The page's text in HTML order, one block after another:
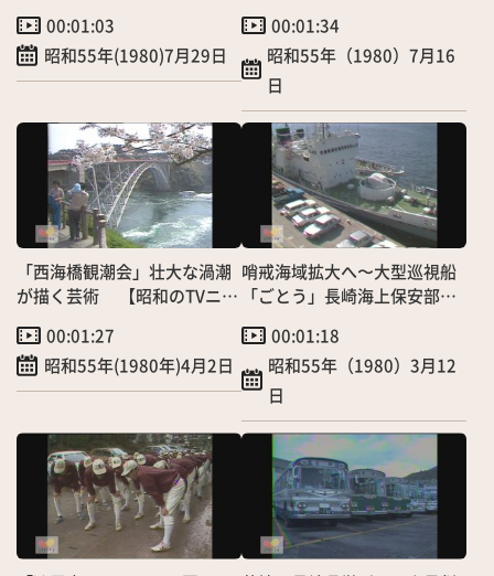
00:01:03
昭和55年(1980)7月29日
00:01:34
昭和55年（1980）7月16
日
「西海橋観潮会」壮大な渦潮
が描く芸術 【昭和のTVニュ
00:01:27
昭和55年(1980年)4月2日
哨戒海域拡大へ〜大型巡視船
「ごとう」長崎海上保安部に
00:01:18
昭和55年（1980）3月12
日